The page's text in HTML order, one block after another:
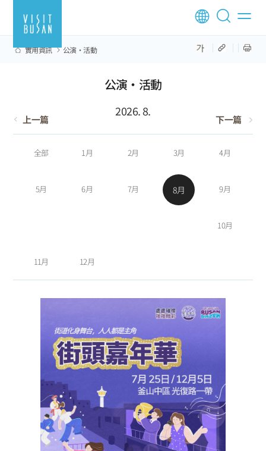
實用資訊 公演·活動
公演·活動
2026. 8.
上一篇 下一篇
全部 1月 2月 3月 4月
5月 6月 7月 8月 9月
10月
11月 12月